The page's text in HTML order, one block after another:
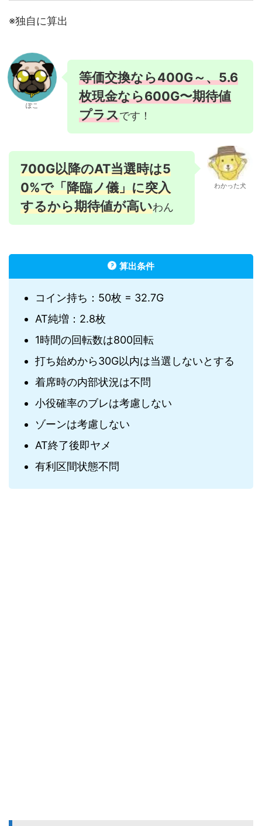
※独自に算出
ぽこ
等価交換なら400G～、5.6
枚現金なら600G〜期待値
プラスです！
700G以降のAT当選時は5
0%で「降臨ノ儀」に突入
するから期待値が高いわん
わかった犬
算出条件
コイン持ち：50枚 = 32.7G
AT純増：2.8枚
1時間の回転数は800回転
打ち始めから30G以内は当選しないとする
着席時の内部状況は不問
小役確率のブレは考慮しない
ゾーンは考慮しない
AT終了後即ヤメ
有利区間状態不問